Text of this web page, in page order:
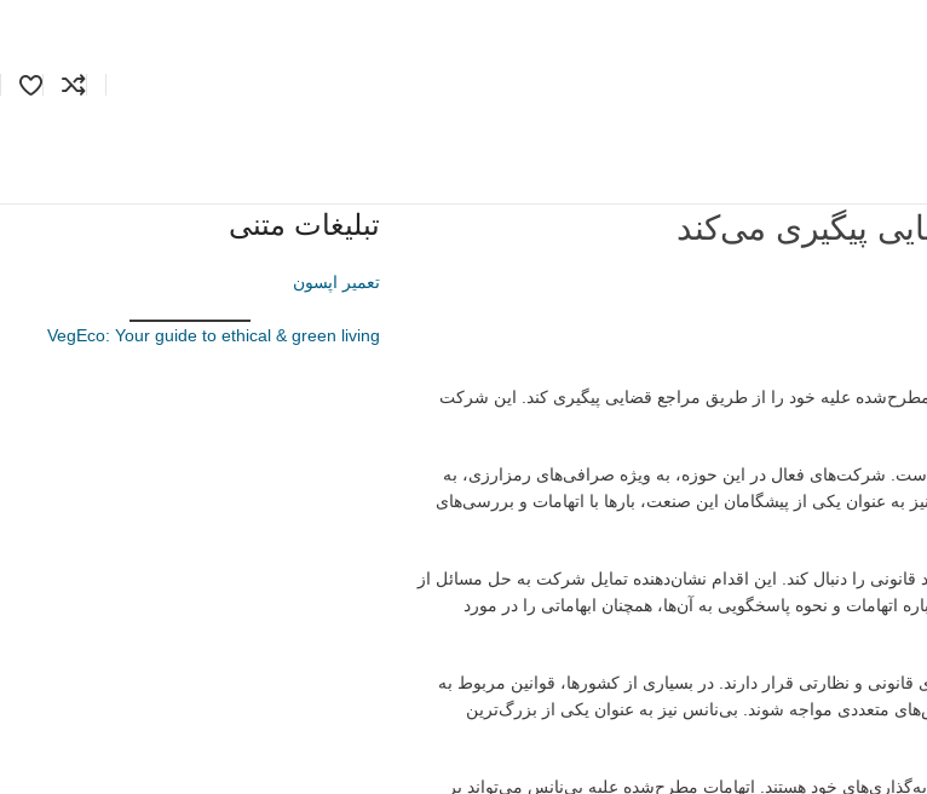
پیگیری می‌کند
علیه خود را از طریق مراجع قضایی پیگیری کند. این شرکت
شرکت‌های فعال در این حوزه، به ویژه صرافی‌های رمزارزی، به
به عنوان یکی از پیشگامان این صنعت، بارها با اتهامات و بررسی‌های
را دنبال کند. این اقدام نشان‌دهنده تمایل شرکت به حل مسائل از
و نحوه پاسخگویی به آن‌ها، همچنان ابهاماتی را در مورد
و نظارتی قرار دارند. در بسیاری از کشورها، قوانین مربوط به
متعددی مواجه شوند. بی‌نانس نیز به عنوان یکی از بزرگ‌ترین
خود هستند. اتهامات مطرح‌شده علیه بی‌نانس می‌تواند بر
تبلیغات متنی
تعمیر اپسون
VegEco: Your guide to ethical & green living